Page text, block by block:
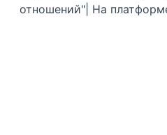
отношений"| На